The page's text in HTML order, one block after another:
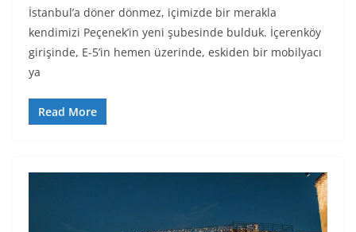
İstanbul’a döner dönmez, içimizde bir merakla
kendimizi Peçenek’in yeni şubesinde bulduk. İçerenköy
girişinde, E-5’in hemen üzerinde, eskiden bir mobilyacı
ya
Read More